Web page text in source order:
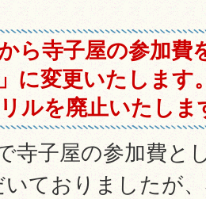
ら寺子屋の参加費
に変更いたします
ルを廃止いたしま
寺子屋の参加費と
いておりましたが